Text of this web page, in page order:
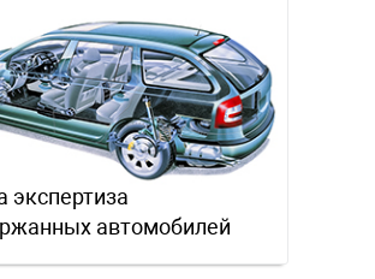
экспертиза
автомобилей